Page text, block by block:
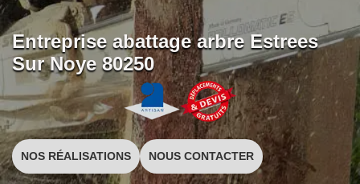
Entreprise abattage arbre Estrees
Sur Noye 80250
NOS RÉALISATIONS NOUS CONTACTER